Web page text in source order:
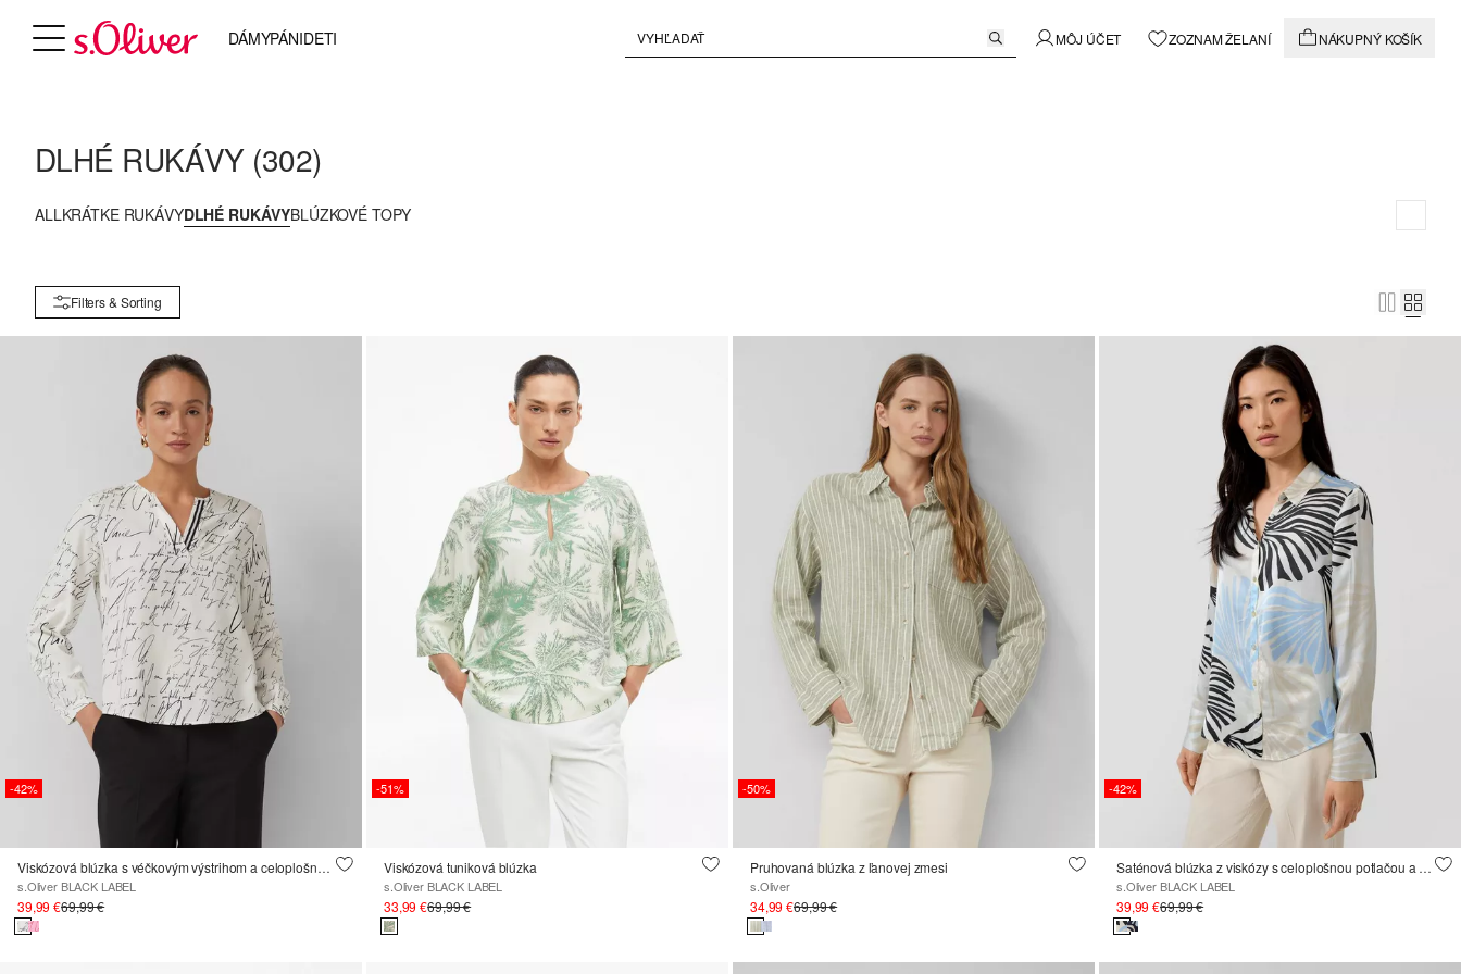
DÁMYPÁNIDETI MÔJ ÚČET ZOZNAM ŽELANÍ NÁKUPNÝ KOŠÍK
DLHÉ RUKÁVY (302)
ALLKRÁTKE RUKÁVYDLHÉ RUKÁVYBLÚZKOVÉ TOPY
Filters & Sorting
-42%
Viskózová blúzka s véčkovým výstrihom a celoplošnou potlačou
s.Oliver BLACK LABEL
39,99 €69,99 €
-51%
Viskózová tuniková blúzka
s.Oliver BLACK LABEL
33,99 €69,99 €
-50%
Pruhovaná blúzka z ľanovej zmesi
s.Oliver
34,99 €69,99 €
-42%
Saténová blúzka z viskózy s celoplošnou potlačou a manžetami
s.Oliver BLACK LABEL
39,99 €69,99 €